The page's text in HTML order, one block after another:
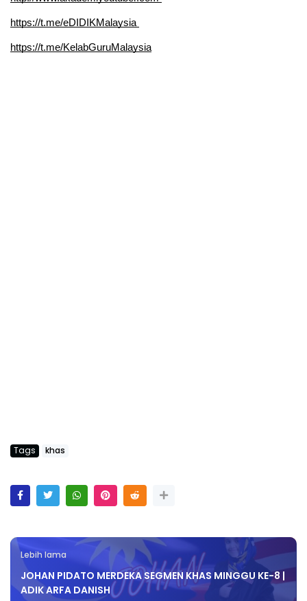
https://t.me/eDIDIKMalaysia
https://t.me/KelabGuruMalaysia
Tags khas
Lebih lama
JOHAN PIDATO MERDEKA SEGMEN KHAS MINGGU KE-8 |
ADIK ARFA DANISH